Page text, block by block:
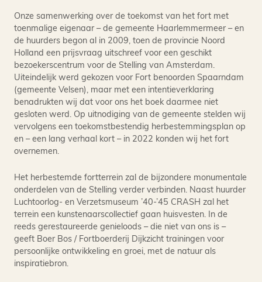
Onze samenwerking over de toekomst van het fort met
toenmalige eigenaar – de gemeente Haarlemmermeer – en
de huurders begon al in 2009, toen de provincie Noord
Holland een prijsvraag uitschreef voor een geschikt
bezoekerscentrum voor de Stelling van Amsterdam.
Uiteindelijk werd gekozen voor Fort benoorden Spaarndam
(gemeente Velsen), maar met een intentieverklaring
benadrukten wij dat voor ons het boek daarmee niet
gesloten werd. Op uitnodiging van de gemeente stelden wij
vervolgens een toekomstbestendig herbestemmingsplan op
en – een lang verhaal kort – in 2022 konden wij het fort
overnemen.
Het herbestemde fortterrein zal de bijzondere monumentale
onderdelen van de Stelling verder verbinden. Naast huurder
Luchtoorlog- en Verzetsmuseum ’40-’45 CRASH zal het
terrein een kunstenaarscollectief gaan huisvesten. In de
reeds gerestaureerde genieloods – die niet van ons is –
geeft Boer Bos / Fortboerderij Dijkzicht trainingen voor
persoonlijke ontwikkeling en groei, met de natuur als
inspiratiebron.